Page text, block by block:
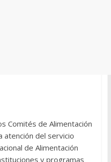
Comités de Alimentación
atención del servicio
de Alimentación
y programas